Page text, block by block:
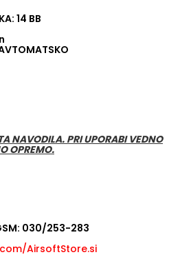
14 BB
NAVODILA. PRI UPORABI VEDNO
OPREMO.
030/253-283
AirsoftStore.si